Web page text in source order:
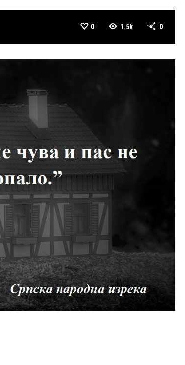
0 1.5k 0
РОЂЕН ЈЕ ПИЈАНИСТА АЛЕКСАНДАР
МАЏАР